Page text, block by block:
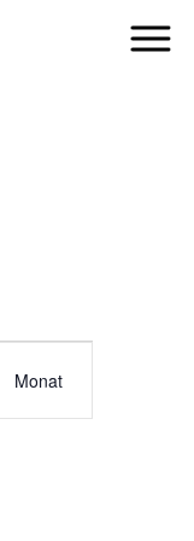
ANSICHTEN-
NAVIGATION
Monat